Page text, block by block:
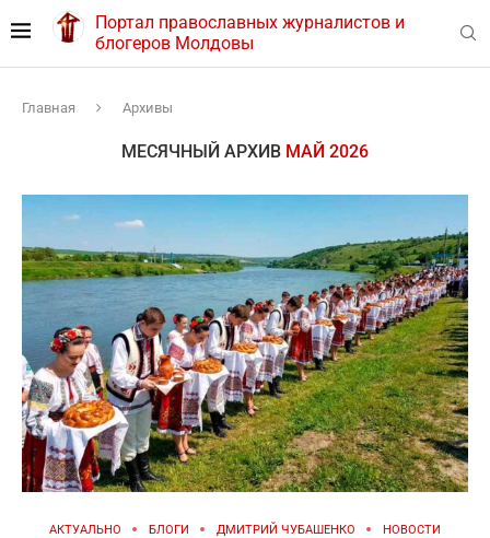
Портал православных журналистов и
блогеров Молдовы
Главная Архивы
МЕСЯЧНЫЙ АРХИВ МАЙ 2026
АКТУАЛЬНО БЛОГИ ДМИТРИЙ ЧУБАШЕНКО НОВОСТИ